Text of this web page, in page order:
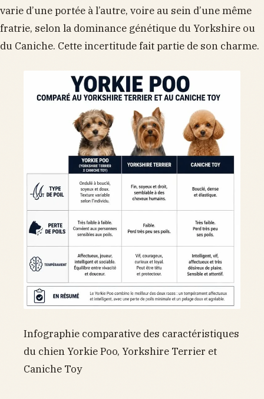
varie d’une portée à l’autre, voire au sein d’une même
fratrie, selon la dominance génétique du Yorkshire ou
du Caniche. Cette incertitude fait partie de son charme.
Infographie comparative des caractéristiques
du chien Yorkie Poo, Yorkshire Terrier et
Caniche Toy